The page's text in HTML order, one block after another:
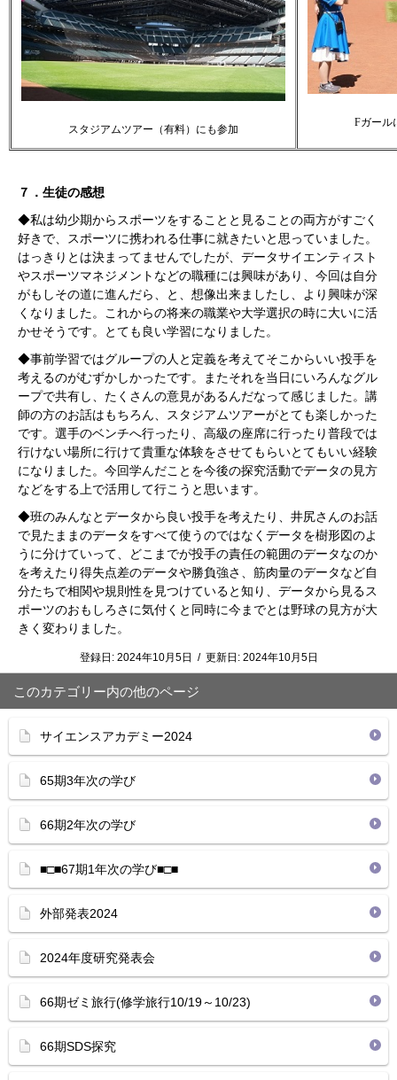
スタジアムツアー（有料）にも参加
Fガール
７．生徒の感想
◆私は幼少期からスポーツをすることと見ることの両方がすごく
好きで、スポーツに携われる仕事に就きたいと思っていました。
はっきりとは決まってませんでしたが、データサイエンティスト
やスポーツマネジメントなどの職種には興味があり、今回は自分
がもしその道に進んだら、と、想像出来ましたし、より興味が深
くなりました。これからの将来の職業や大学選択の時に大いに活
かせそうです。とても良い学習になりました。
◆事前学習ではグループの人と定義を考えてそこからいい投手を
考えるのがむずかしかったです。またそれを当日にいろんなグル
ープで共有し、たくさんの意見があるんだなって感じました。講
師の方のお話はもちろん、スタジアムツアーがとても楽しかった
です。選手のベンチへ行ったり、高級の座席に行ったり普段では
行けない場所に行けて貴重な体験をさせてもらいとてもいい経験
になりました。今回学んだことを今後の探究活動でデータの見方
などをする上で活用して行こうと思います。
◆班のみんなとデータから良い投手を考えたり、井尻さんのお話
で見たままのデータをすべて使うのではなくデータを樹形図のよ
うに分けていって、どこまでが投手の責任の範囲のデータなのか
を考えたり得失点差のデータや勝負強さ、筋肉量のデータなど自
分たちで相関や規則性を見つけていると知り、データから見るス
ポーツのおもしろさに気付くと同時に今までとは野球の見方が大
きく変わりました。
登録日: 2024年10月5日 / 更新日: 2024年10月5日
このカテゴリー内の他のページ
サイエンスアカデミー2024
65期3年次の学び
66期2年次の学び
■□■67期1年次の学び■□■
外部発表2024
2024年度研究発表会
66期ゼミ旅行(修学旅行10/19～10/23)
66期SDS探究